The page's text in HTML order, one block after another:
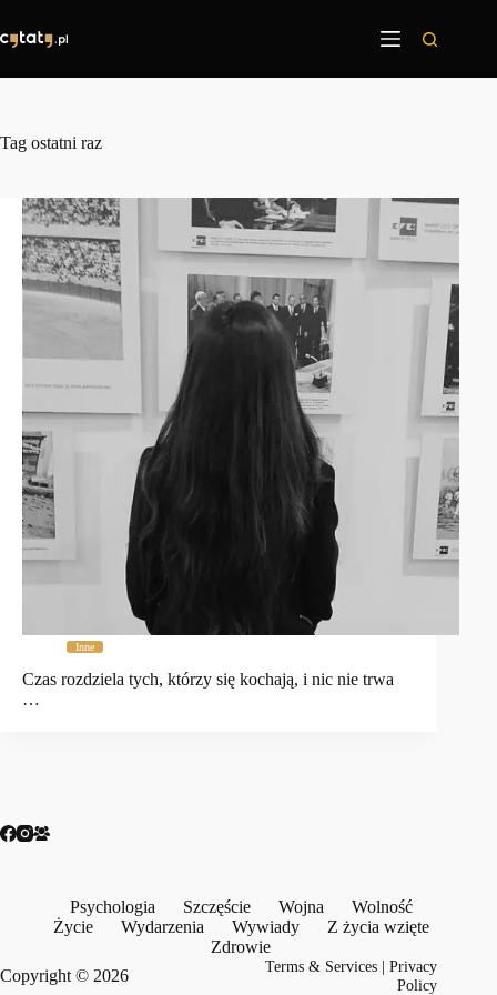
treści
Tag ostatni raz
Inne
Czas rozdziela tych, którzy się kochają, i nic nie trwa
…
Psychologia Szczęście Wojna
Wolność
Życie
Wydarzenia Wywiady
Z życia wzięte
Zdrowie
Copyright © 2026
Terms & Services |Privacy
Policy